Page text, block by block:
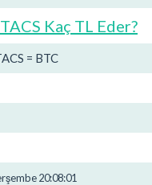
Kaç TL Eder?
= BTC
20:08:01